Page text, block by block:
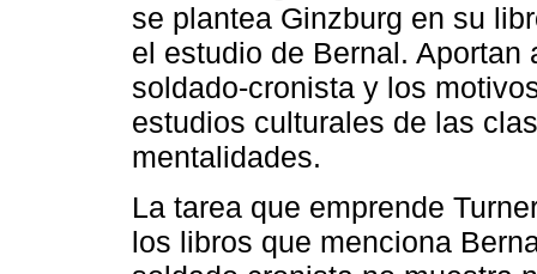
se plantea Ginzburg en su
el estudio de Bernal.
soldado-cronista y los
estudios culturales de las
mentalidades.
La tarea que emprende
los libros que menciona